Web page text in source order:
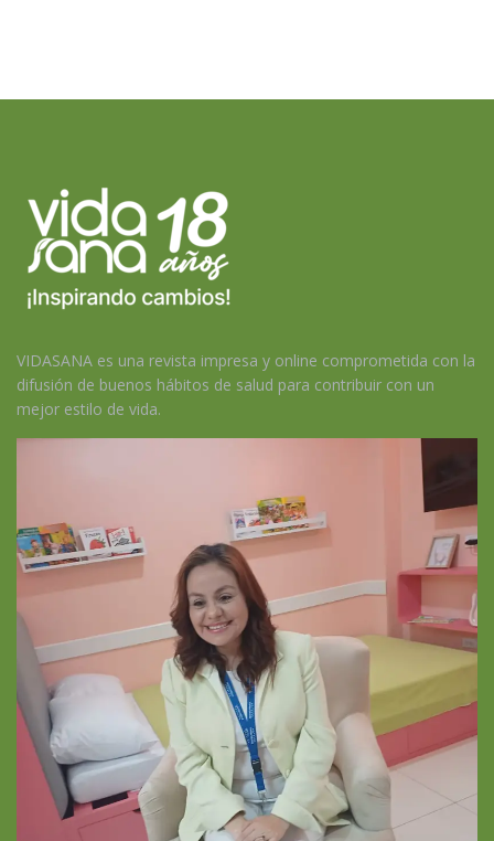
VIDASANA es una revista impresa y online comprometida con la
difusión de buenos hábitos de salud para contribuir con un
mejor estilo de vida.